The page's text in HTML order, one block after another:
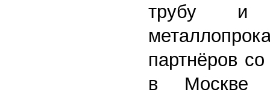
трубу и
партнёров
в Москве